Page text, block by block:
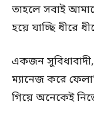
তাহলে সবাই
হয়ে যাচ্ছি ধীরে
একজন
ম্যানেজ করে
গিয়ে অনেকেই